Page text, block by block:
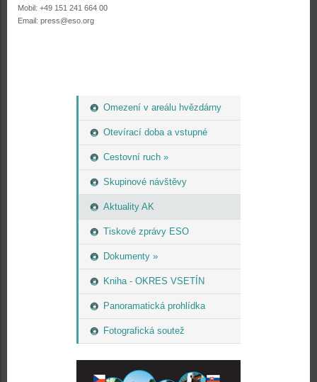
Omezení v areálu hvězdárny
Otevírací doba a vstupné
Cestovní ruch »
Skupinové návštěvy
Aktuality AK
Tiskové zprávy ESO
Dokumenty »
Kniha - OKRES VSETÍN
Panoramatická prohlídka
Fotografická soutež
Mobil: +49 151 241 664 00
Email: press@eso.org